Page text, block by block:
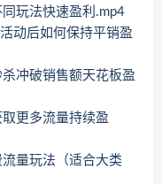
玩法快速盈利.mp4
动后如何保持平销盈
冲破销售额天花板盈
更多流量持续盈
量玩法（适合大类